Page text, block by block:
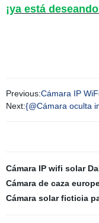
¡ya está
Previous:Cámara IP
Next:{@Cámara oculta
Cámara IP wifi solar
Cámara de caza
Cámara solar ficticia